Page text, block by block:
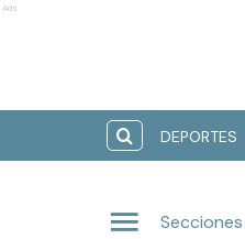
Ads
DEPORTES
Secciones